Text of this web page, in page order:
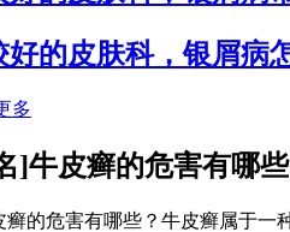
好的皮肤科，银屑病
多
]牛皮癣的危害有哪些
癣的危害有哪些？牛皮癣属于一